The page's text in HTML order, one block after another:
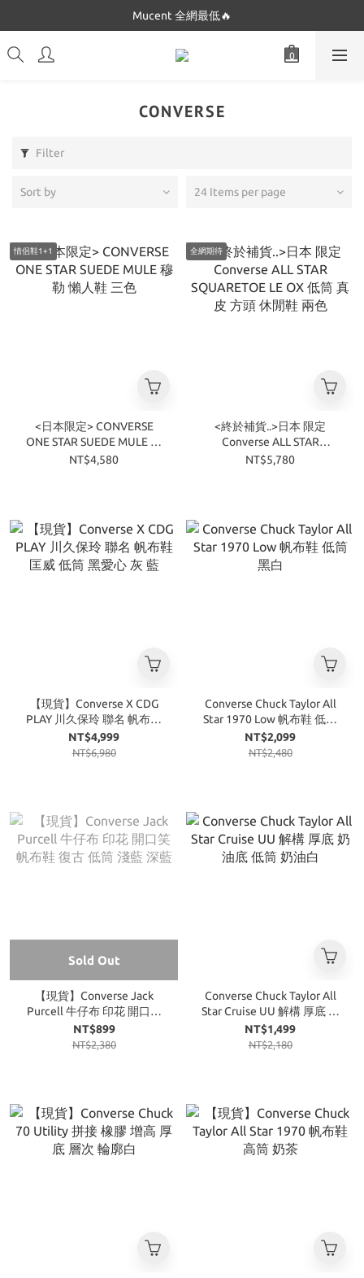
Dickies 最低$280起🔥
Mucent 全網最低🔥
Dickies 最低$280起🔥
CONVERSE
Filter
Sort by 24 Items per page
情侶鞋1+1
<日本限定> CONVERSE
ONE STAR SUEDE MULE 穆
勒 懶人鞋 三色
NT$4,580
全網期待
<終於補貨..>日本 限定
Converse ALL STAR
SQUARETOE LE OX 低筒 真
NT$5,780
【現貨】Converse X CDG
PLAY 川久保玲 聯名 帆布鞋
匡威 低筒 黑愛心 灰 藍
NT$4,999
NT$6,980
Converse Chuck Taylor All
Star 1970 Low 帆布鞋 低筒
黑白
NT$2,099
NT$2,480
Sold Out
【現貨】Converse Jack
Purcell 牛仔布 印花 開口笑
帆布鞋 復古 低筒 淺藍 深藍
NT$899
NT$2,380
Converse Chuck Taylor All
Star Cruise UU 解構 厚底 奶
油底 低筒 奶油白
NT$1,499
NT$2,180